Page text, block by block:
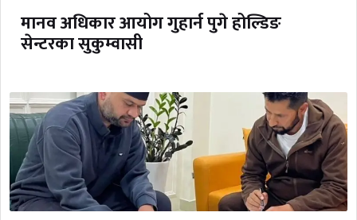
मानव अधिकार आयोग गुहार्न पुगे होल्डिङ
सेन्टरका सुकुम्वासी